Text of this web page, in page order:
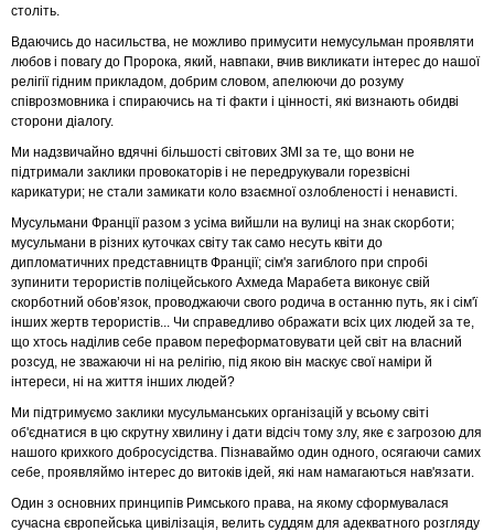
століть.
Вдаючись до насильства, не можливо примусити немусульман проявляти
любов і повагу до Пророка, який, навпаки, вчив викликати інтерес до нашої
релігії гідним прикладом, добрим словом, апелюючи до розуму
співрозмовника і спираючись на ті факти і цінності, які визнають обидві
сторони діалогу.
Ми надзвичайно вдячні більшості світових ЗМІ за те, що вони не
підтримали заклики провокаторів і не передрукували горезвісні
карикатури; не стали замикати коло взаємної озлобленості і ненависті.
Мусульмани Франції разом з усіма вийшли на вулиці на знак скорботи;
мусульмани в різних куточках світу так само несуть квіти до
дипломатичних представництв Франції; сім'я загиблого при спробі
зупинити терористів поліцейського Ахмеда Марабета виконує свій
скорботний обов’язок, проводжаючи свого родича в останню путь, як і сім'ї
інших жертв терористів... Чи справедливо ображати всіх цих людей за те,
що хтось наділив себе правом переформатовувати цей світ на власний
розсуд, не зважаючи ні на релігію, під якою він маскує свої наміри й
інтереси, ні на життя інших людей?
Ми підтримуємо заклики мусульманських організацій у всьому світі
об'єднатися в цю скрутну хвилину і дати відсіч тому злу, яке є загрозою для
нашого крихкого добросусідства. Пізнаваймо один одного, осягаючи самих
себе, проявляймо інтерес до витоків ідей, які нам намагаються нав'язати.
Один з основних принципів Римського права, на якому сформувалася
сучасна європейська цивілізація, велить суддям для адекватного розгляду